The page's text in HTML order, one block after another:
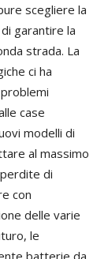
scegliere la
garantire la
strada. La
ci ha
case
modelli di
al massimo
di
con
delle varie
le
batterie da